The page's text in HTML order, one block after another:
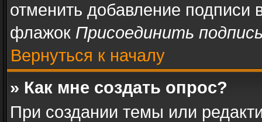
отменить добавление
флажок Присоединить
Вернуться к началу
» Как мне создать опрос?
При создании темы или